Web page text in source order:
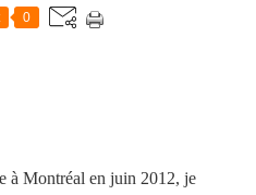
0
à Montréal en juin 2012, je